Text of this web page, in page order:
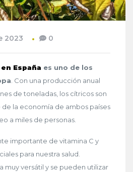
2023 0
España es uno de los
. Con una producción anual
de toneladas, los cítricos son
la economía de ambos países
a miles de personas.
importante de vitamina C y
para nuestra salud.
muy versátil y se pueden utilizar